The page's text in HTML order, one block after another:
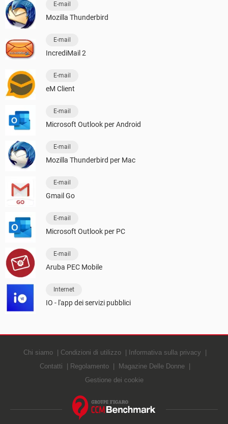
E-mail
Mozilla Thunderbird
E-mail
IncrediMail 2
E-mail
eM Client
E-mail
Microsoft Outlook per Android
E-mail
Mozilla Thunderbird per Mac
E-mail
Gmail Go
E-mail
Microsoft Outlook per PC
E-mail
Aruba PEC Mobile
Internet
IO - l'app dei servizi pubblici
Chi siamo Condizioni di utilizzo
Informativa sulla privacy
Contatti
Regolamento
Magazine Delle Donne
Gestione dei cookie